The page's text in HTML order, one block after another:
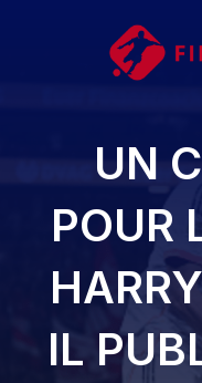
UN
POUR
IL